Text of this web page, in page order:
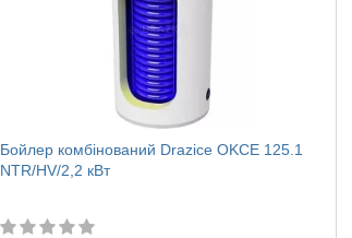
Бойлер комбінований Drazice OKCE 125.1
NTR/HV/2,2 кВт